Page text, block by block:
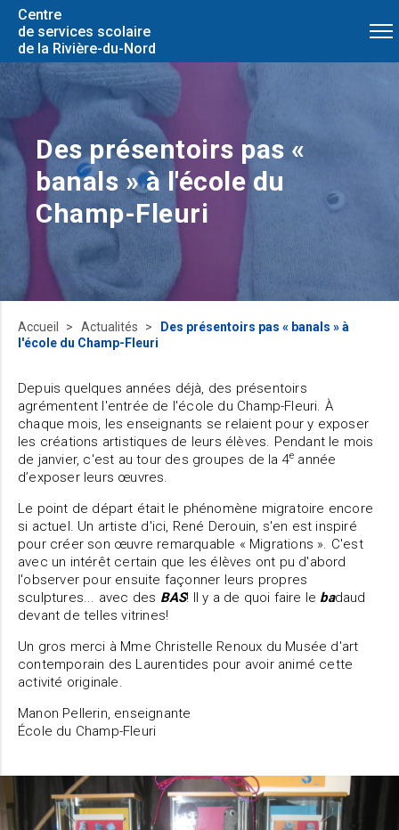
Centre
de services scolaire
de la Rivière-du-Nord
Des présentoirs pas «
banals » à l'école du
Champ-Fleuri
Accueil Actualités
Des présentoirs pas « banals » à
l'école du Champ-Fleuri
Depuis quelques années déjà, des présentoirs
agrémentent l'entrée de l'école du Champ-Fleuri. À
chaque mois, les enseignants se relaient pour y exposer
les créations artistiques de leurs élèves. Pendant le mois
de janvier, c'est au tour des groupes de la 4e année
d’exposer leurs œuvres.
Le point de départ était le phénomène migratoire encore
si actuel. Un artiste d'ici, René Derouin, s'en est inspiré
pour créer son œuvre remarquable « Migrations ». C'est
avec un intérêt certain que les élèves ont pu d'abord
l'observer pour ensuite façonner leurs propres
sculptures... avec des BAS! Il y a de quoi faire le badaud
devant de telles vitrines!
Un gros merci à Mme Christelle Renoux du Musée d'art
contemporain des Laurentides pour avoir animé cette
activité originale.
Manon Pellerin, enseignante
École du Champ-Fleuri